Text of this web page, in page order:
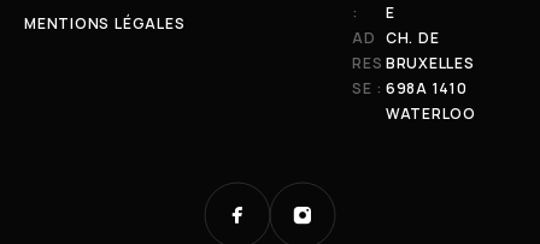
MENTIONS LÉGALES
:
E
AD
RES
SE :
CH. DE
BRUXELLES
698A 1410
WATERLOO